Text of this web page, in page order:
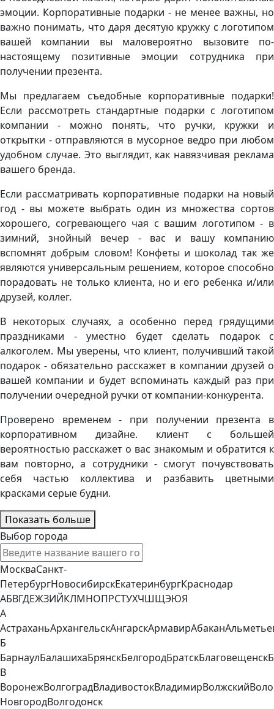
эмоции. Корпоративные подарки - не менее важны, но
важно понимать, что даря десятую кружку с логотипом
вашей компании вы маловероятно вызовите по-
настоящему позитивные эмоции сотрудника при
получении презента.
Мы предлагаем съедобные корпоративные подарки!
Если рассмотреть стандартные подарки с логотипом
компании - можно понять, что ручки, кружки и
открытки - отправляются в мусорное ведро при любом
удобном случае. Это выглядит, как навязчивая реклама
вашего бренда.
Если рассматривать корпоративные подарки на новый
год - вы можете выбрать один из множества сортов
хорошего, согревающего чая с вашим логотипом - в
зимний, знойный вечер - вас и вашу компанию
вспомнят добрым словом! Конфеты и шоколад так же
являются универсальным решением, которое способно
порадовать не только клиента, но и его ребенка и/или
друзей, коллег.
В некоторых случаях, а особенно перед грядущими
праздниками - уместно будет сделать подарок с
алкоголем. Мы уверены, что клиент, получивший такой
подарок - обязательно расскажет в компании друзей о
вашей компании и будет вспоминать каждый раз при
получении очередной ручки от компании-конкурента.
Проверено временем - при получении презента в
корпоративном дизайне. клиент с большей
вероятностью расскажет о вас знакомым и обратится к
вам повторно, а сотрудники - смогут почувствовать
себя частью коллектива и разбавить цветными
красками серые будни.
Показать больше
Выбор города
МоскваСанкт-
ПетербургНовосибирскЕкатеринбургКраснодар
АБВГДЕЖЗИЙКЛМНОПРСТУХЧШЩЭЮЯ
А
АстраханьАрхангельскАнгарскАрмавирАбакан
Б
БарнаулБалашихаБрянскБелгородБратскБлаговещенск
В
ВоронежВолгоградВладивостокВладимирВолжский
НовгородВолгодонск